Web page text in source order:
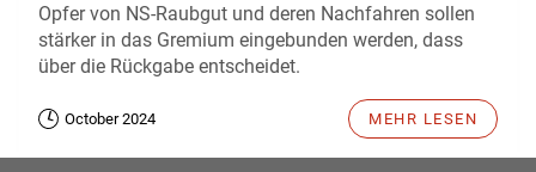
Opfer von NS-Raubgut und deren Nachfahren sollen
stärker in das Gremium eingebunden werden, dass
über die Rückgabe entscheidet.
October 2024 MEHR LESEN